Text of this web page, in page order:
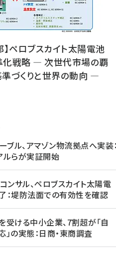
】ペロブスカイト太陽電池
化戦略 ― 次世代市場の覇
づくりと世界の動向 ―
ブル、アマゾン物流拠点へ実装：
ルらが実証開始
ンサル、ペロブスカイト太陽電
：堤防法面での有効性を確認
受ける中小企業、7割超が「自
の実態：日商・東商調査